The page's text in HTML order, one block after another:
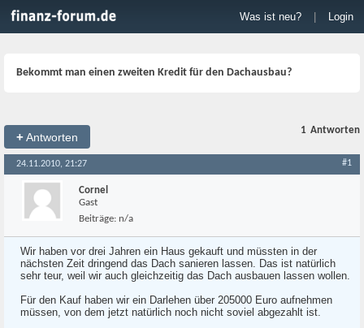
Was ist neu? Login
Bekommt man einen zweiten Kredit für den Dachausbau?
+Antworten
1 Antworten
24.11.2010, 21:27 #1
Cornel
Gast
Beiträge: n/a
Wir haben vor drei Jahren ein Haus gekauft und müssten in der
nächsten Zeit dringend das Dach sanieren lassen. Das ist natürlich
sehr teur, weil wir auch gleichzeitig das Dach ausbauen lassen wollen.
Für den Kauf haben wir ein Darlehen über 205000 Euro aufnehmen
müssen, von dem jetzt natürlich noch nicht soviel abgezahlt ist.